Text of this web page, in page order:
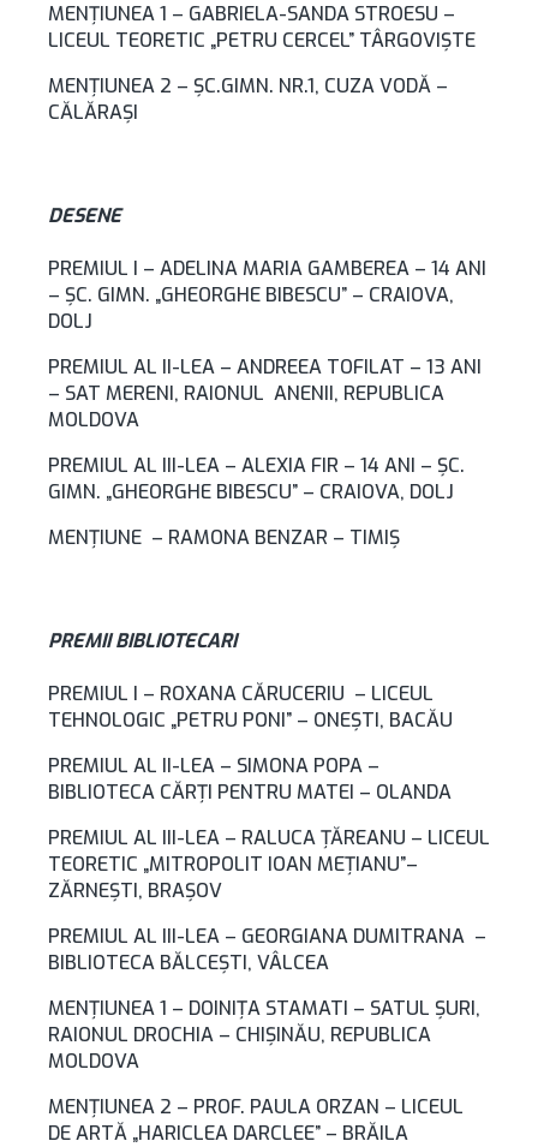
MENŢIUNEA 1 – GABRIELA-SANDA STROESU –
LICEUL TEORETIC „PETRU CERCEL” TÂRGOVIŞTE
MENŢIUNEA 2 – ŞC.GIMN. NR.1, CUZA VODĂ –
CĂLĂRAȘI
DESENE
PREMIUL I – ADELINA MARIA GAMBEREA – 14 ANI
– ŞC. GIMN. „GHEORGHE BIBESCU” – CRAIOVA,
DOLJ
PREMIUL AL II-LEA – ANDREEA TOFILAT – 13 ANI
– SAT MERENI, RAIONUL ANENII, REPUBLICA
MOLDOVA
PREMIUL AL III-LEA – ALEXIA FIR – 14 ANI – ŞC.
GIMN. „GHEORGHE BIBESCU” – CRAIOVA, DOLJ
MENŢIUNE – RAMONA BENZAR – TIMIŞ
PREMII BIBLIOTECARI
PREMIUL I – ROXANA CĂRUCERIU – LICEUL
TEHNOLOGIC „PETRU PONI” – ONEŞTI, BACĂU
PREMIUL AL II-LEA – SIMONA POPA –
BIBLIOTECA CĂRŢI PENTRU MATEI – OLANDA
PREMIUL AL III-LEA – RALUCA ŢĂREANU – LICEUL
TEORETIC „MITROPOLIT IOAN MEŢIANU”–
ZĂRNEŞTI, BRAŞOV
PREMIUL AL III-LEA – GEORGIANA DUMITRANA –
BIBLIOTECA BĂLCEŞTI, VÂLCEA
MENŢIUNEA 1 – DOINIŢA STAMATI – SATUL ŞURI,
RAIONUL DROCHIA – CHIŞINĂU, REPUBLICA
MOLDOVA
MENŢIUNEA 2 – PROF. PAULA ORZAN – LICEUL
DE ARTĂ „HARICLEA DARCLEE” – BRĂILA